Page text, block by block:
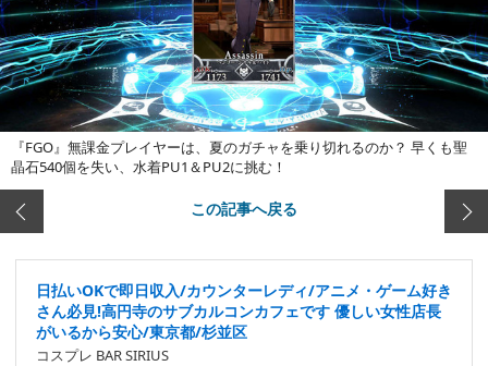
『FGO』無課金プレイヤーは、夏のガチャを乗り切れるのか？ 早くも聖
晶石540個を失い、水着PU1＆PU2に挑む！
この記事へ戻る
日払いOKで即日収入/カウンターレディ/アニメ・ゲーム好き
さん必見!高円寺のサブカルコンカフェです 優しい女性店長
がいるから安心/東京都/杉並区
コスプレ BAR SIRIUS